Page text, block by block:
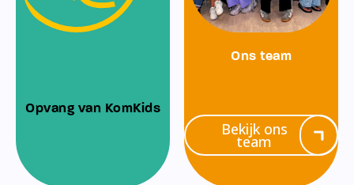
Opvang van KomKids
Ons team
Bekijk ons
team